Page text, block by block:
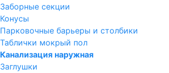
Заборные секции
Конусы
Парковочные барьеры и столбики
Таблички мокрый пол
Канализация наружная
Заглушки